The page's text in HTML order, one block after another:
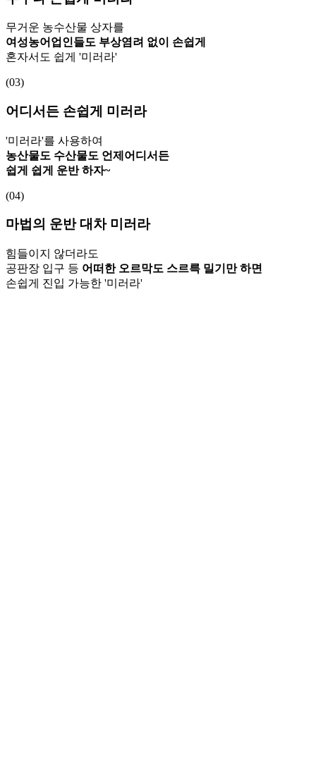
무거운 농수산물 상자를
여성농어업인들도 부상염려 없이 손쉽게
혼자서도 쉽게 '미러라'
(03)
어디서든 손쉽게 미러라
'미러라'를 사용하여
농산물도 수산물도 언제어디서든
쉽게 쉽게 운반 하자~
(04)
마법의 운반 대차 미러라
힘들이지 않더라도
공판장 입구 등 어떠한 오르막도 스르륵 밀기만 하면
손쉽게 진입 가능한 '미러라'